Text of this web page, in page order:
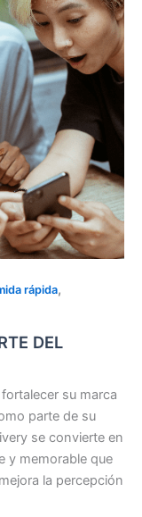
rápida,
DEL
su marca
parte de su
se convierte en
y memorable que
la percepción